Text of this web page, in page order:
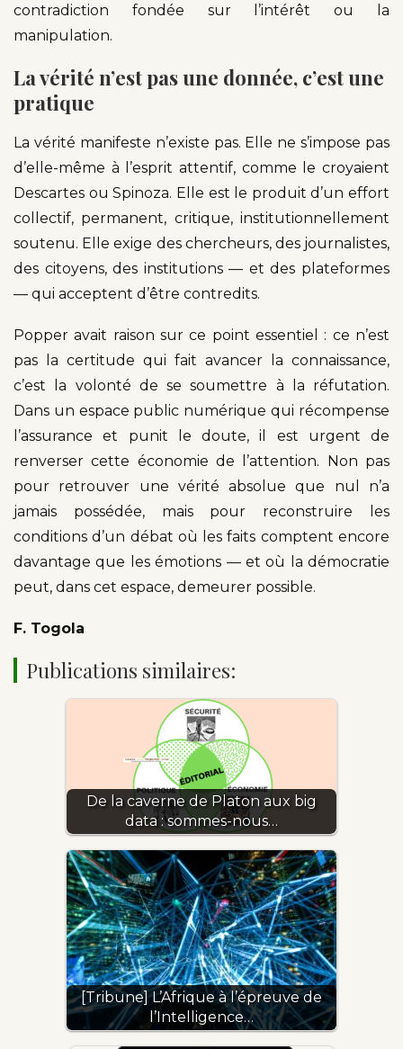
contradiction fondée sur l’intérêt ou la
manipulation.
La vérité n’est pas une donnée, c’est une
pratique
La vérité manifeste n’existe pas. Elle ne s’impose pas
d’elle-même à l’esprit attentif, comme le croyaient
Descartes ou Spinoza. Elle est le produit d’un effort
collectif, permanent, critique, institutionnellement
soutenu. Elle exige des chercheurs, des journalistes,
des citoyens, des institutions — et des plateformes
— qui acceptent d’être contredits.
Popper avait raison sur ce point essentiel : ce n’est
pas la certitude qui fait avancer la connaissance,
c’est la volonté de se soumettre à la réfutation.
Dans un espace public numérique qui récompense
l’assurance et punit le doute, il est urgent de
renverser cette économie de l’attention. Non pas
pour retrouver une vérité absolue que nul n’a
jamais possédée, mais pour reconstruire les
conditions d’un débat où les faits comptent encore
davantage que les émotions — et où la démocratie
peut, dans cet espace, demeurer possible.
F. Togola
Publications similaires:
De la caverne de Platon aux big
data : sommes-nous…
[Tribune] L’Afrique à l’épreuve de
l’Intelligence…